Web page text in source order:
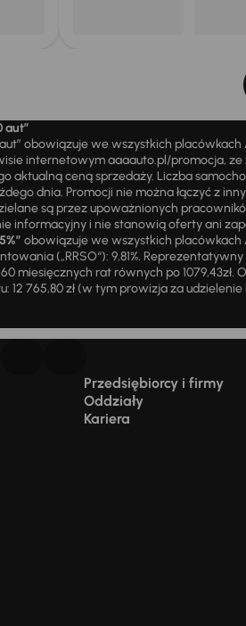
aut”
obowiązuje we wszystkich
internetowym aaaauto.pl/promocja,
aktualną ceną sprzedaży. Liczba
dnia. Promocji nie można łączyć z
są przez upoważnionych
informacyjny i nie stanowią oferty ani
obowiązuje we wszystkich placówkach
(„RRSO“): 9,81%.
miesięcznych rat równych po
12 765,80 zł (w tym prowizja za
Przedsiębiorcy i firmy
Oddziały
Kariera